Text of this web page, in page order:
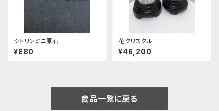
シトリンミニ原石
¥880
花クリスタル
¥46,200
商品一覧に戻る